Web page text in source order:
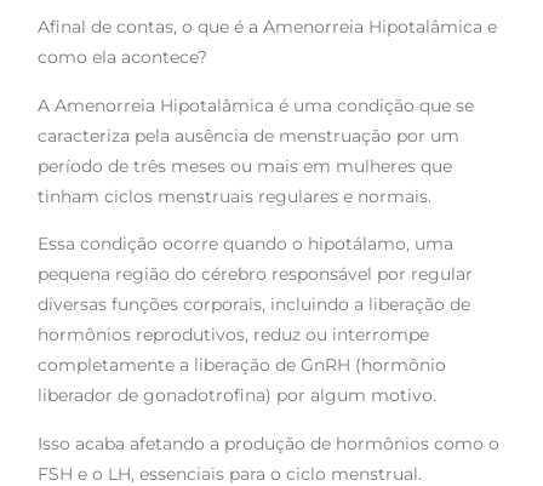
Afinal de contas, o que é a Amenorreia Hipotalâmica e
como ela acontece?
A Amenorreia Hipotalâmica é uma condição que se
caracteriza pela ausência de menstruação por um
período de três meses ou mais em mulheres que
tinham ciclos menstruais regulares e normais.
Essa condição ocorre quando o hipotálamo, uma
pequena região do cérebro responsável por regular
diversas funções corporais, incluindo a liberação de
hormônios reprodutivos, reduz ou interrompe
completamente a liberação de GnRH (hormônio
liberador de gonadotrofina) por algum motivo.
Isso acaba afetando a produção de hormônios como o
FSH e o LH, essenciais para o ciclo menstrual.